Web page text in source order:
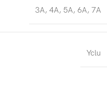
3A, 4A, 5A, 6A, 7A
Yclu